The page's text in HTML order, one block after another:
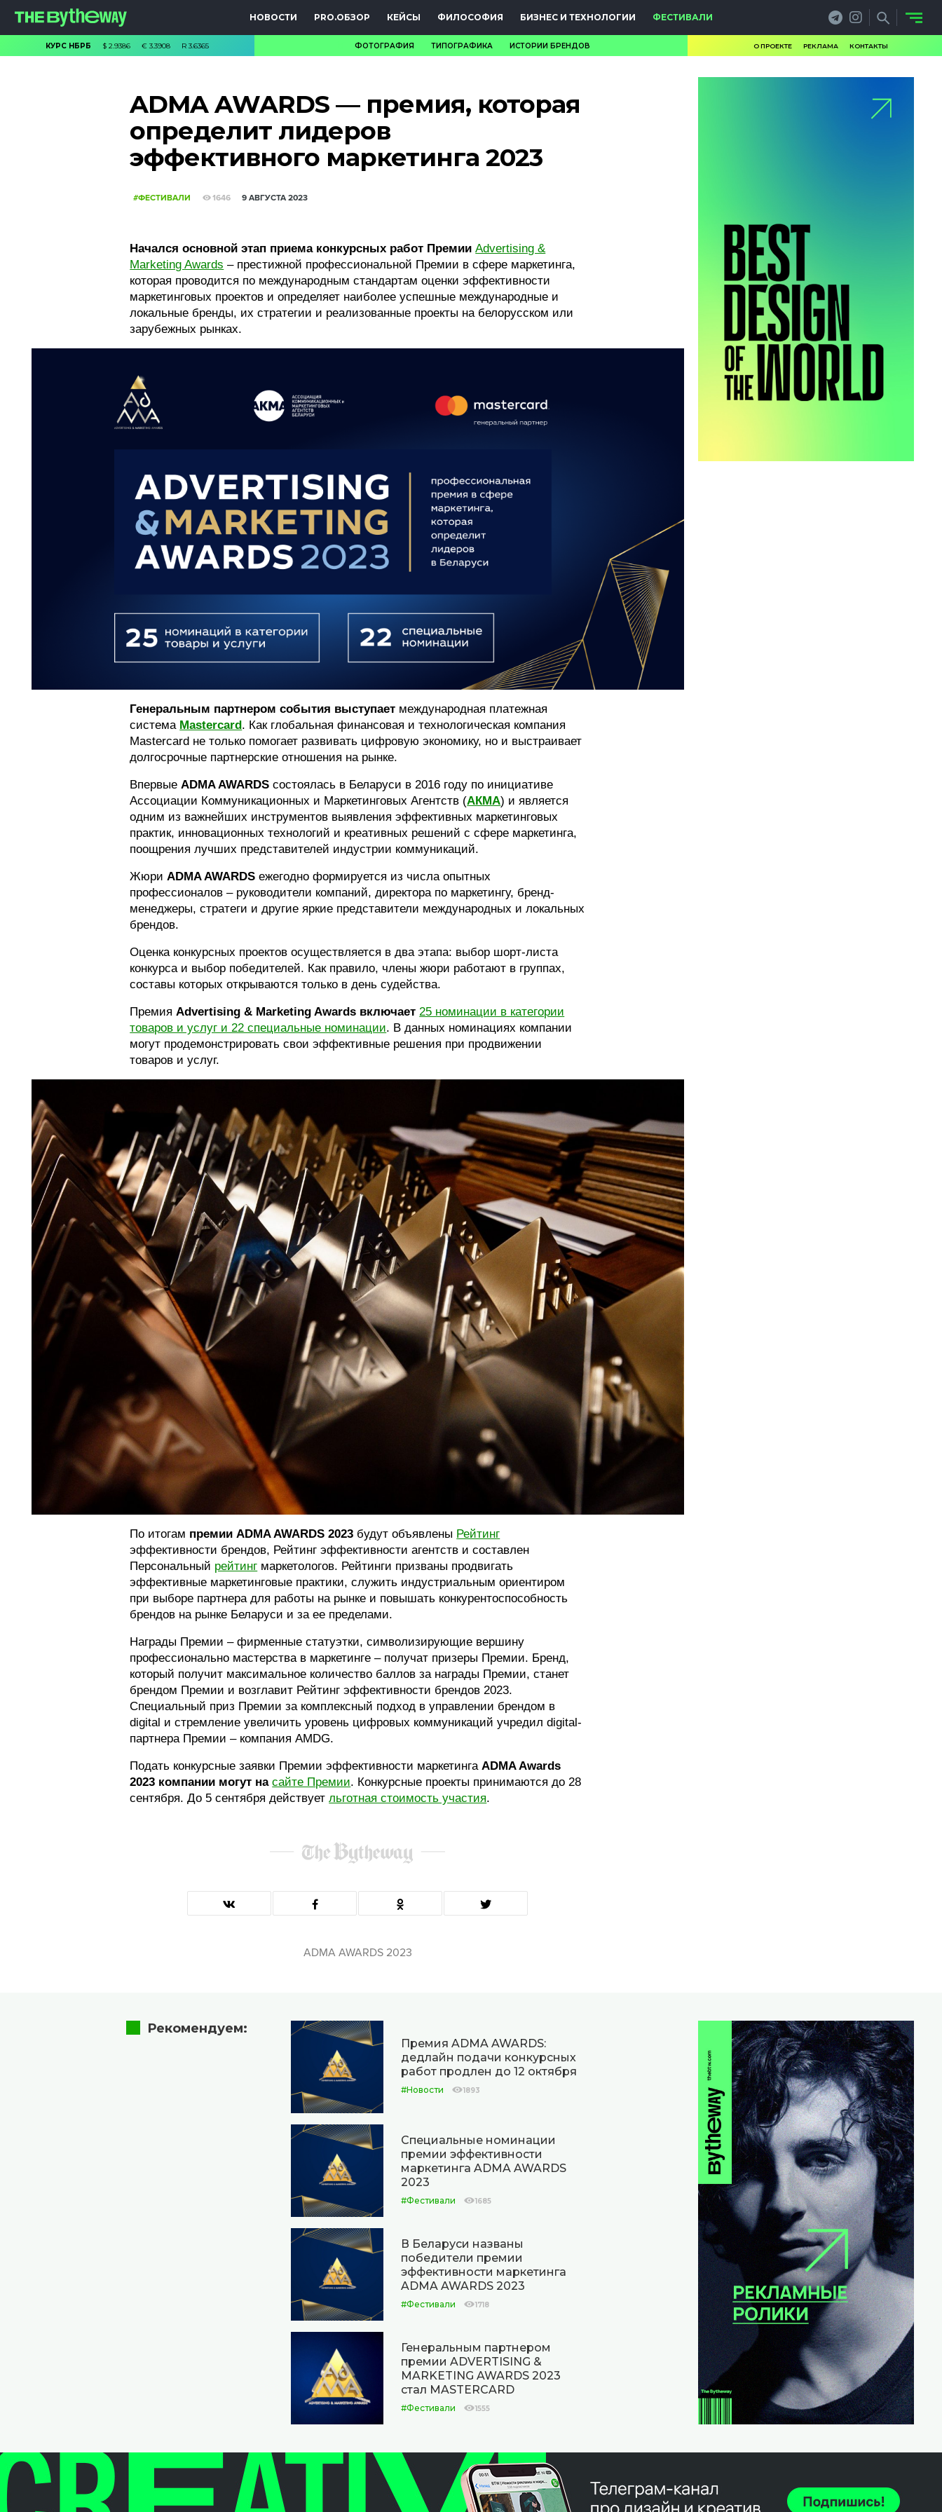
НОВОСТИ PRO.ОБЗОР КЕЙСЫ ФИЛОСОФИЯ БИЗНЕС И ТЕХНОЛОГИИ ФЕСТИВАЛИ
КУРС НБРБ $2.9386 € 3.3908 R3.6365 ФОТОГРАФИЯ ТИПОГРАФИКА ИСТОРИИ БРЕНДОВ О ПРОЕКТЕ РЕКЛАМА КОНТАКТЫ
ADMA AWARDS — премия, которая
определит лидеров
эффективного маркетинга 2023
#ФЕСТИВАЛИ 1646 9 АВГУСТА 2023
Начался основной этап приема конкурсных работ Премии Advertising &
Marketing Awards – престижной профессиональной Премии в сфере маркетинга,
которая проводится по международным стандартам оценки эффективности
маркетинговых проектов и определяет наиболее успешные международные и
локальные бренды, их стратегии и реализованные проекты на белорусском или
зарубежных рынках.
Генеральным партнером события выступает международная платежная
система Mastercard . Как глобальная финансовая и технологическая компания
Mastercard не только помогает развивать цифровую экономику, но и выстраивает
долгосрочные партнерские отношения на рынке.
ВпервыеADMA AWARDS состоялась в Беларуси в 2016 году по инициативе
Ассоциации Коммуникационных и Маркетинговых Агентств (АКМА) и является
одним из важнейших инструментов выявления эффективных маркетинговых
практик, инновационных технологий и креативных решений с сфере маркетинга,
поощрения лучших представителей индустрии коммуникаций.
ЖюриADMAAWARDS ежегодно формируется из числа опытных
профессионалов – руководители компаний, директора по маркетингу, бренд-
менеджеры, стратеги и другие яркие представители международных и локальных
брендов.
Оценка конкурсных проектов осуществляется в два этапа: выбор шорт-листа
конкурса и выбор победителей. Как правило, члены жюри работают в группах,
составы которых открываются только в день судейства.
ПремияAdvertising & Marketing Awards включает 25 номинации в категории
товаров и услуг и 22 специальные номинации. В данных номинациях компании
могут продемонстрировать свои эффективные решения при продвижении
товаров и услуг.
По итогам премии ADMA AWARDS 2023 будут объявлены Рейтинг
эффективности брендов, Рейтинг эффективности агентств и составлен
Персональный рейтинг маркетологов. Рейтинги призваны продвигать
эффективные маркетинговые практики, служить индустриальным ориентиром
при выборе партнера для работы на рынке и повышать конкурентоспособность
брендов на рынке Беларуси и за ее пределами.
Награды Премии – фирменные статуэтки, символизирующие вершину
профессионально мастерства в маркетинге – получат призеры Премии. Бренд,
который получит максимальное количество баллов за награды Премии, станет
брендом Премии и возглавит Рейтинг эффективности брендов 2023.
Специальный приз Премии за комплексный подход в управлении брендом в
digital и стремление увеличить уровень цифровых коммуникаций учредил digital-
партнера Премии – компания AMDG.
Подать конкурсные заявки Премии эффективности маркетингаADMAAwards
2023 компании могут на сайте Премии. Конкурсные проекты принимаются до 28
сентября. До 5 сентября действуетльготная стоимость участия.
ADMA AWARDS 2023
Рекомендуем:
Премия ADMA AWARDS:
дедлайн подачи конкурсных
работ продлен до 12 октября
#Новости 1893
Специальные номинации
премии эффективности
маркетинга ADMA AWARDS
2023
#Фестивали 1685
В Беларуси названы
победители премии
эффективности маркетинга
ADMA AWARDS 2023
#Фестивали 1718
Генеральным партнером
премии ADVERTISING &
MARKETING AWARDS 2023
стал MASTERCARD
#Фестивали 1555
PRO.ОБЗОР
ТЕХНОЛОГИИ
ФЕСТИВАЛИ
ИСТОРИИ БРЕНДОВ
КОНТАКТЫ